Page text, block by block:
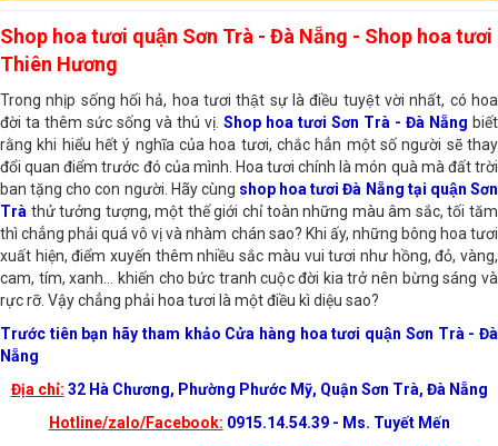
Shop hoa tươi quận Sơn Trà - Đà Nẵng - Shop hoa tươi
Thiên Hương
Trong nhịp sống hối hả, hoa tươi thật sự là điều tuyệt vời nhất, có hoa
đời ta thêm sức sống và thú vị.
Shop hoa tươi Sơn Trà - Đà Nẵng biết
rằng khi hiểu hết ý nghĩa của hoa tươi, chắc hẳn một số người sẽ thay
đổi quan điểm trước đó của mình. Hoa tươi chính là món quà mà đất trời
ban tặng cho con người. Hãy cùng
shop hoa tươi Đà Nẵng tại quận Sơn
Trà
thử tưởng tượng, một thế giới chỉ toàn những màu âm sắc, tối tăm
thì chẳng phải quá vô vị và nhàm chán sao? Khi ấy, những bông hoa tươi
xuất hiện, điểm xuyến thêm nhiều sắc màu vui tươi như hồng, đỏ, vàng,
cam, tím, xanh… khiến cho bức tranh cuộc đời kia trở nên bừng sáng và
rực rỡ. Vậy chẳng phải hoa tươi là một điều kì diệu sao?
Trước tiên bạn hãy tham khảo Cửa hàng hoa tươi quận Sơn Trà - Đà
Nẵng
Địa chỉ:
32 Hà Chương, Phường Phước Mỹ, Quận Sơn Trà, Đà Nẵng
Hotline/zalo/Facebook:
0915.14.54.39 - Ms. Tuyết Mến